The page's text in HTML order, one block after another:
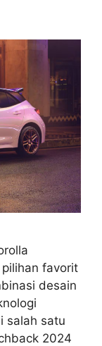
favorit
desain
salah satu
2024